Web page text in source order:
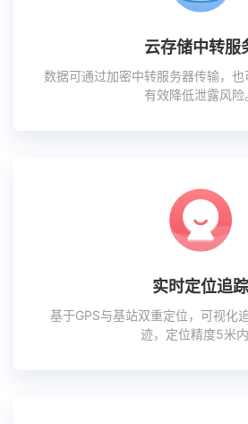
云存储中转服
数据可通过加密中转服务器传输，也
有效降低泄露风险
实时定位追踪
基于GPS与基站双重定位，可视化
迹，定位精度5米内